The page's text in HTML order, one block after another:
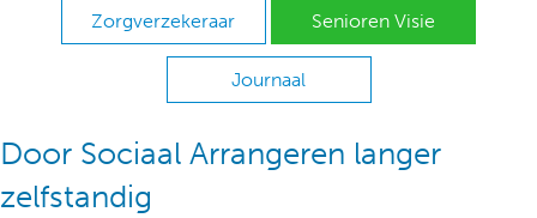
Zorgverzekeraar Senioren Visie
Journaal
Door Sociaal Arrangeren langer
zelfstandig